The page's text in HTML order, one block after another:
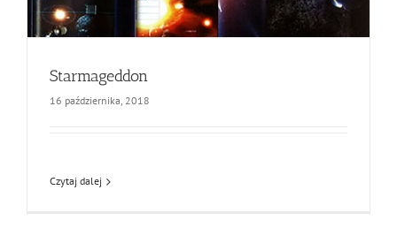
Starmageddon
16 października, 2018
Czytaj dalej